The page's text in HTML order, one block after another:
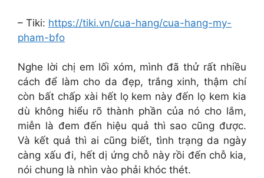
– Tiki: https://tiki.vn/cua-hang/cua-hang-my-
pham-bfo
Nghe lời chị em lối xóm, mình đã thử rất nhiều
cách để làm cho da đẹp, trắng xinh, thậm chí
còn bất chấp xài hết lọ kem này đến lọ kem kia
dù không hiểu rõ thành phần của nó cho lắm,
miễn là đem đến hiệu quả thì sao cũng được.
Và kết quả thì ai cũng biết, tình trạng da ngày
càng xấu đi, hết dị ứng chỗ này rồi đến chỗ kia,
nói chung là nhìn vào phải khóc thét.